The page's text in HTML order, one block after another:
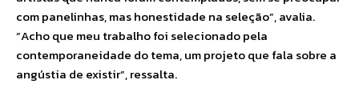
com panelinhas, mas honestidade na seleção”, avalia.
“Acho que meu trabalho foi selecionado pela
contemporaneidade do tema, um projeto que fala sobre a
angústia de existir”, ressalta.